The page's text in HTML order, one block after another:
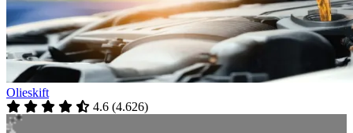
Olieskift
4.6 (4.626)